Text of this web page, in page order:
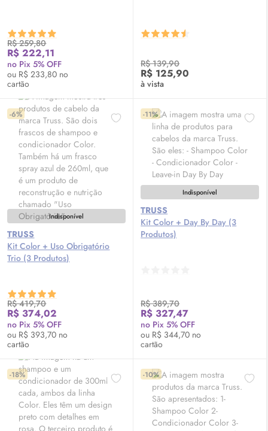
R$ 259,80
R$ 222,11
no Pix 5% OFF
ou R$ 233,80 no
cartão
R$ 139,90
R$ 125,90
à vista
-6%
Indisponível
TRUSS
Kit Color + Uso Obrigatório
Trio (3 Produtos)
R$ 419,70
R$ 374,02
no Pix 5% OFF
ou R$ 393,70 no
cartão
-11%
Indisponível
TRUSS
Kit Color + Day By Day (3
Produtos)
R$ 389,70
R$ 327,47
no Pix 5% OFF
ou R$ 344,70 no
cartão
-18% -10%